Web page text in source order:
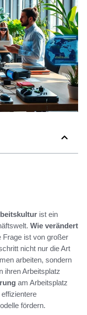
ist ein
Wie verändert
Frage ist von großer
nicht nur die Art
arbeiten, sondern
ihren Arbeitsplatz
am Arbeitsplatz
fördern.